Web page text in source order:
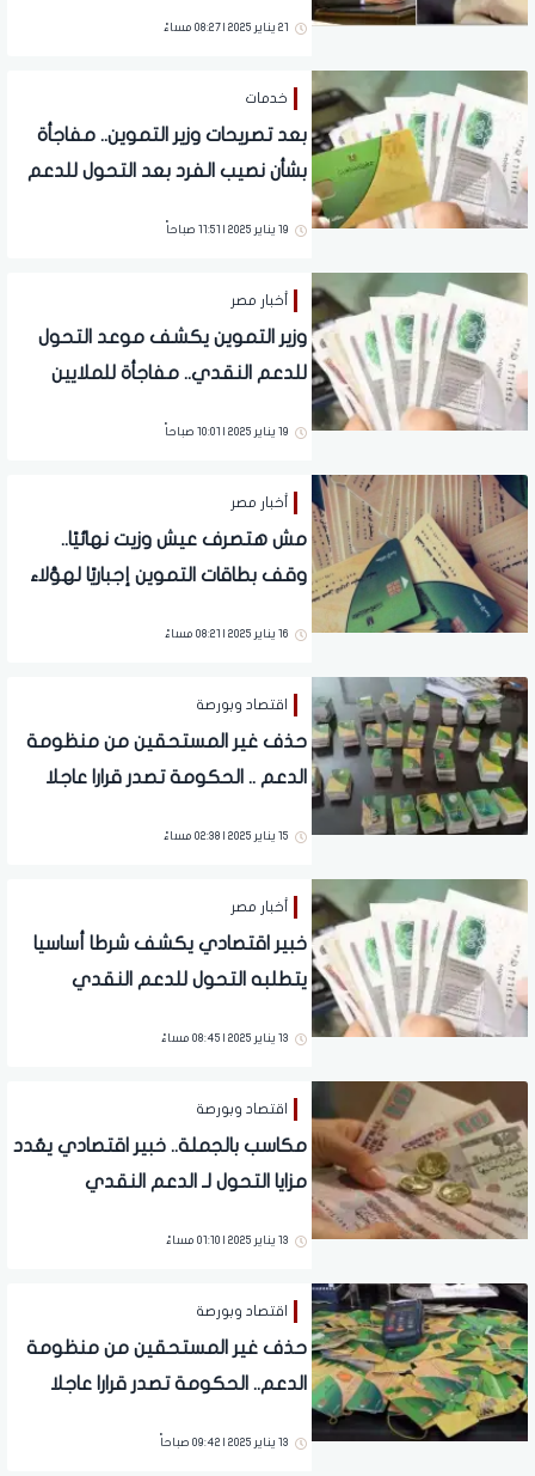
21 يناير 2025 | 08:27 مساءً
خدمات
بعد تصريحات وزير التموين.. مفاجأة
بشأن نصيب الفرد بعد التحول للدعم
19 يناير 2025 | 11:51 صباحاً
أخبار مصر
وزير التموين يكشف موعد التحول
للدعم النقدي.. مفاجأة للملايين
19 يناير 2025 | 10:01 صباحاً
أخبار مصر
مش هتصرف عيش وزيت نهائيًا..
وقف بطاقات التموين إجباريًا لهؤلاء
16 يناير 2025 | 08:21 مساءً
اقتصاد وبورصة
حذف غير المستحقين من منظومة
الدعم .. الحكومة تصدر قرارا عاجلا
15 يناير 2025 | 02:38 مساءً
أخبار مصر
خبير اقتصادي يكشف شرطا أساسيا
يتطلبه التحول للدعم النقدي
13 يناير 2025 | 08:45 مساءً
اقتصاد وبورصة
مكاسب بالجملة.. خبير اقتصادي يعُدد
مزايا التحول لـ الدعم النقدي
13 يناير 2025 | 01:10 مساءً
اقتصاد وبورصة
حذف غير المستحقين من منظومة
الدعم.. الحكومة تصدر قرارا عاجلا
13 يناير 2025 | 09:42 صباحاً